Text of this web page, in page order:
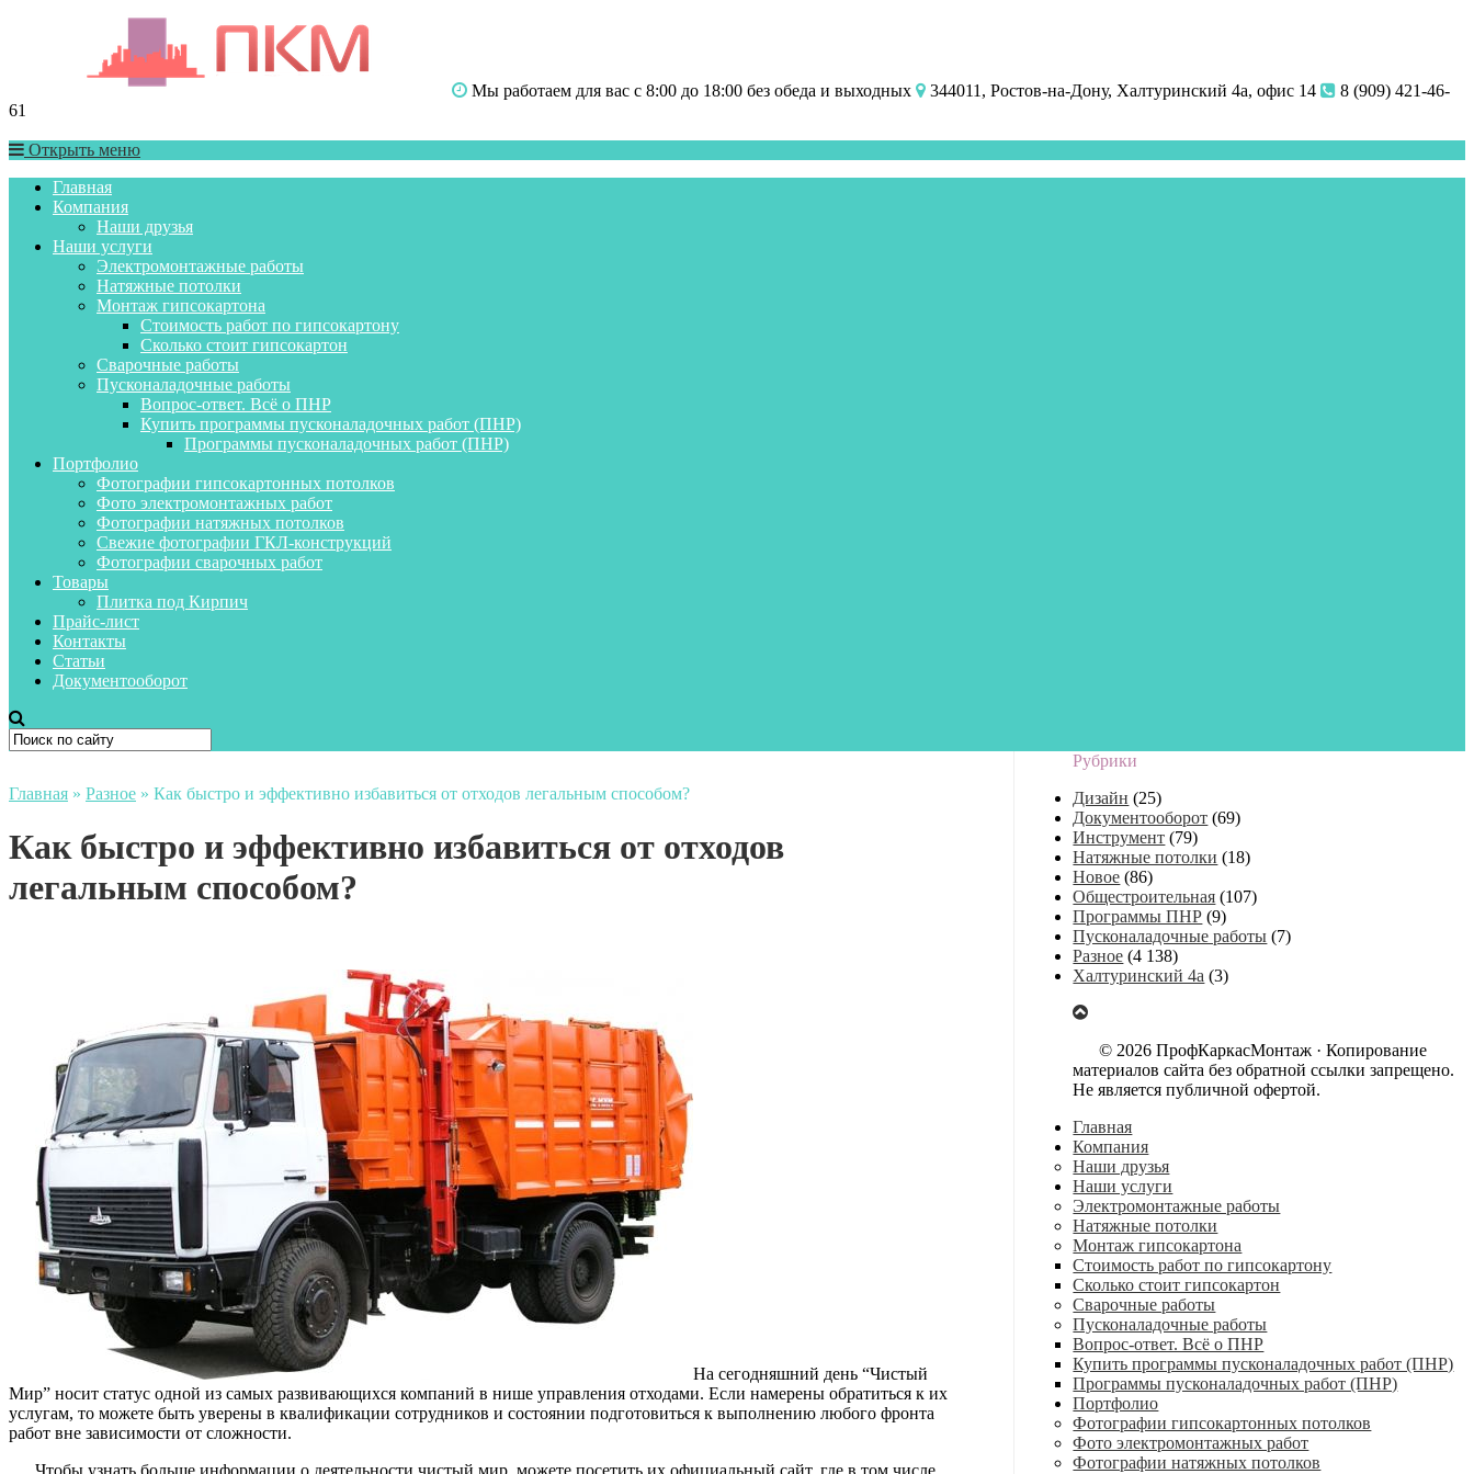
Мы работаем для вас с 8:00 до 18:00 без обеда и выходных 344011, Ростов-на-Дону, Халтуринский 4а, офис 14
8 (909) 421-46-
61
Открыть меню
Главная
Компания
Наши друзья
Наши услуги
Электромонтажные работы
Натяжные потолки
Монтаж гипсокартона
Стоимость работ по гипсокартону
Сколько стоит гипсокартон
Сварочные работы
Пусконаладочные работы
Вопрос-ответ. Всё о ПНР
Купить программы пусконаладочных работ (ПНР)
Программы пусконаладочных работ (ПНР)
Портфолио
Фотографии гипсокартонных потолков
Фото электромонтажных работ
Фотографии натяжных потолков
Свежие фотографии ГКЛ-конструкций
Фотографии сварочных работ
Товары
Плитка под Кирпич
Прайс-лист
Контакты
Статьи
Документооборот
Главная » Разное » Как быстро и эффективно избавиться от отходов легальным способом?
Как быстро и эффективно избавиться от отходов
легальным способом?
На сегодняшний день “Чистый
Мир” носит статус одной из самых развивающихся компаний в нише управления отходами. Если намерены обратиться к их
услугам, то можете быть уверены в квалификации сотрудников и состоянии подготовиться к выполнению любого фронта
работ вне зависимости от сложности.
Чтобы узнать больше информации о деятельности чистый мир, можете посетить их официальный сайт, где в том числе
Рубрики
Дизайн (25)
Документооборот (69)
Инструмент (79)
Натяжные потолки (18)
Новое (86)
Общестроительная (107)
Программы ПНР (9)
Пусконаладочные работы (7)
Разное (4 138)
Халтуринский 4а (3)
© 2026 ПрофКаркасМонтаж · Копирование
материалов сайта без обратной ссылки запрещено.
Не является публичной офертой.
Главная
Компания
Наши друзья
Наши услуги
Электромонтажные работы
Натяжные потолки
Монтаж гипсокартона
Стоимость работ по гипсокартону
Сколько стоит гипсокартон
Сварочные работы
Пусконаладочные работы
Вопрос-ответ. Всё о ПНР
Купить программы пусконаладочных работ (ПНР)
Программы пусконаладочных работ (ПНР)
Портфолио
Фотографии гипсокартонных потолков
Фото электромонтажных работ
Фотографии натяжных потолков